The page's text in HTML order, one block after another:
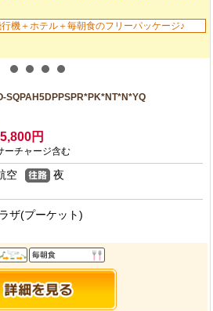
機＋ホテル＋毎朝食のフリーパッケージ♪
SQPAH5DPPSPR*PK*NT*N*YQ
円
チャージ含む
空 夜
ザ(プーケット)